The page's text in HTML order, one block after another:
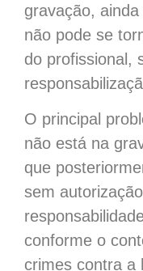
gravação,
não pode se
do profissional,
O principal
não está na
que
sem
conforme o
crimes contra a